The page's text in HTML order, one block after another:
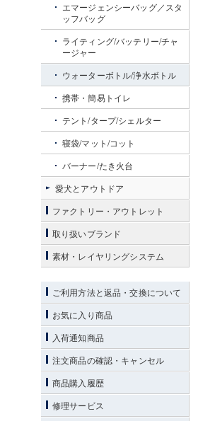
エマージェンシーバッグ／スタ
ッフバッグ
ライティング/バッテリー/チャ
ージャー
ウォーターボトル/浄水ボトル
携帯・簡易トイレ
テント/タープ/シェルター
寝袋/マット/コット
バーナー/たき火台
愛犬とアウトドア
ファクトリー・アウトレット
取り扱いブランド
素材・レイヤリングシステム
ご利用方法と返品・交換について
お気に入り商品
入荷通知商品
注文商品の確認・キャンセル
商品購入履歴
修理サービス